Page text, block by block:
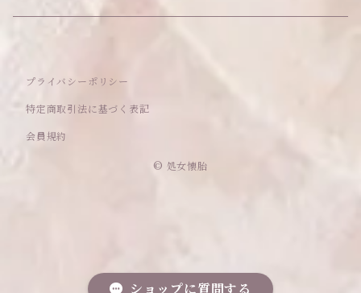
ショップに質問する
おもちゃ
セレクトアイテム
プライバシーポリシー
特定商取引法に基づく表記
会員規約
© 処女懐胎